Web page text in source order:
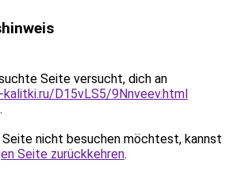
Seite versucht, dich an
D15vLS5/9Nnveev.html
Seite nicht besuchen möchtest, kannst
Seite zurückkehren.